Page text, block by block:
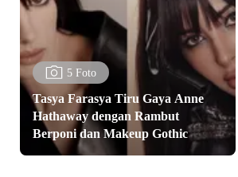
5 Foto
Tasya Farasya Tiru Gaya Anne
Hathaway dengan Rambut
Berponi dan Makeup Gothic